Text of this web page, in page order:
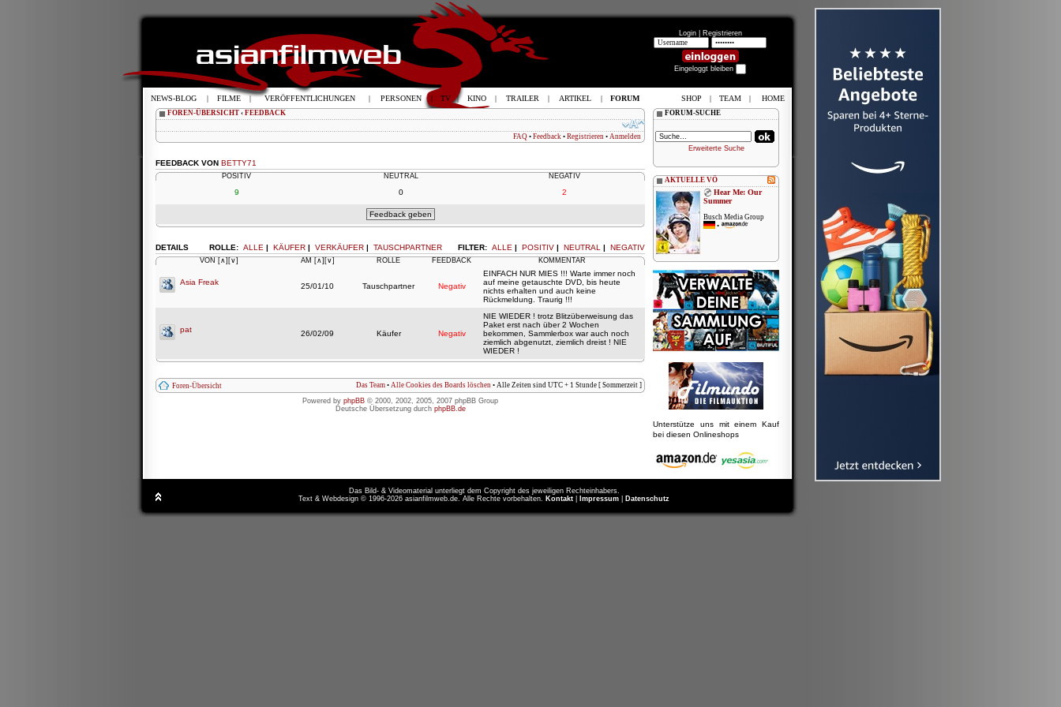
Login | Registrieren
Eingeloggt bleiben
FOREN-ÜBERSICHT ‹ FEEDBACK
FAQ • Feedback • Registrieren • Anmelden
FEEDBACK VON BETTY71
POSITIV NEUTRAL NEGATIV
9 0 2
FILTER: ALLE | POSITIV | NEUTRAL | NEGATIV
ROLLE: ALLE | KÄUFER | VERKÄUFER | TAUSCHPARTNER
DETAILS
VON [∧] [∨] AM [∧] [∨] ROLLE FEEDBACK KOMMENTAR
Asia Freak 25/01/10 Tauschpartner Negativ
EINFACH NUR MIES !!! Warte immer noch
auf meine getauschte DVD, bis heute
nichts erhalten und auch keine
Rückmeldung. Traurig !!!
pat 26/02/09 Käufer Negativ
NIE WIEDER ! trotz Blitzüberweisung das
Paket erst nach über 2 Wochen
bekommen, Sammlerbox war auch noch
ziemlich abgenutzt, ziemlich dreist ! NIE
WIEDER !
Foren-Übersicht Das Team • Alle Cookies des Boards löschen • Alle Zeiten sind UTC + 1 Stunde [ Sommerzeit ]
Powered by phpBB © 2000, 2002, 2005, 2007 phpBB Group
Deutsche Übersetzung durch phpBB.de
FORUM-SUCHE
Erweiterte Suche
AKTUELLE VÖ
Hear Me: Our
Summer
Busch Media Group
•
Unterstütze uns mit einem Kauf
bei diesen Onlineshops
Das Bild- & Videomaterial unterliegt dem Copyright des jeweiligen Rechteinhabers.
Text & Webdesign © 1996-2026 asianfilmweb.de. Alle Rechte vorbehalten. Kontakt Impressum Datenschutz
NEWS-BLOG | FILME | VERÖFFENTLICHUNGEN | PERSONEN | TV | KINO | TRAILER | ARTIKEL | FORUM SHOP | TEAM | HOME